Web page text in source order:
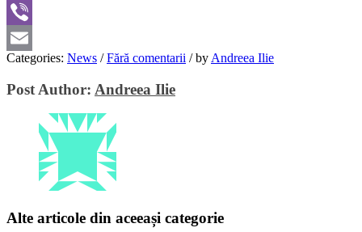
WhatsApp
Viber
Email
Categories: News / Fără comentarii /by Andreea Ilie
Post Author: Andreea Ilie
Alte articole din aceeași categorie